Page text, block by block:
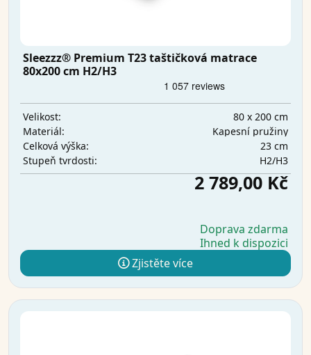
Sleezzz® Premium T23 taštičková matrace
80x200 cm H2/H3
Velikost:
80 x 200 cm
Materiál:
Kapesní pružiny
Celková výška:
23 cm
Stupeň tvrdosti:
H2/H3
2 789,00 Kč
Doprava zdarma
Ihned k dispozici
Zjistěte více